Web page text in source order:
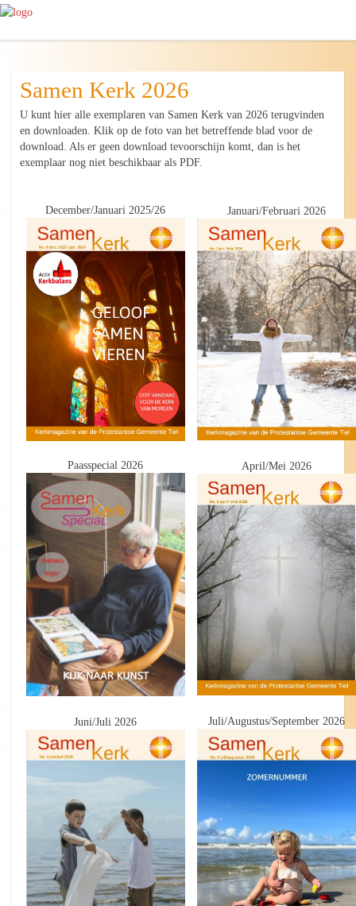
Samen Kerk 2026
U kunt hier alle exemplaren van Samen Kerk van 2026 terugvinden
en downloaden. Klik op de foto van het betreffende blad voor de
download. Als er geen download tevoorschijn komt, dan is het
exemplaar nog niet beschikbaar als PDF.
December/Januari 2025/26 Januari/Februari 2026
Paasspecial 2026 April/Mei 2026
Juni/Juli 2026 Juli/Augustus/September 2026